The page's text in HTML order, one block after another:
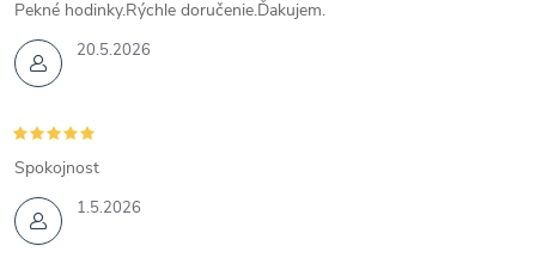
20.5.2026
Pekné hodinky.Rýchle doručenie.Ďakujem.
1.5.2026
Spokojnost